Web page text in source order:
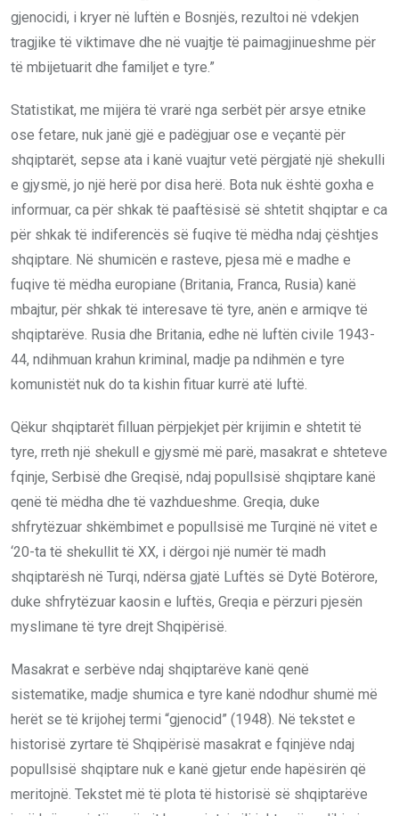
gjenocidi, i kryer në luftën e Bosnjës, rezultoi në vdekjen
tragjike të viktimave dhe në vuajtje të paimagjinueshme për
të mbijetuarit dhe familjet e tyre.”
Statistikat, me mijëra të vrarë nga serbët për arsye etnike
ose fetare, nuk janë gjë e padëgjuar ose e veçantë për
shqiptarët, sepse ata i kanë vuajtur vetë përgjatë një shekulli
e gjysmë, jo një herë por disa herë. Bota nuk është goxha e
informuar, ca për shkak të paaftësisë së shtetit shqiptar e ca
për shkak të indiferencës së fuqive të mëdha ndaj çështjes
shqiptare. Në shumicën e rasteve, pjesa më e madhe e
fuqive të mëdha europiane (Britania, Franca, Rusia) kanë
mbajtur, për shkak të interesave të tyre, anën e armiqve të
shqiptarëve. Rusia dhe Britania, edhe në luftën civile 1943-
44, ndihmuan krahun kriminal, madje pa ndihmën e tyre
komunistët nuk do ta kishin fituar kurrë atë luftë.
Qëkur shqiptarët filluan përpjekjet për krijimin e shtetit të
tyre, rreth një shekull e gjysmë më parë, masakrat e shteteve
fqinje, Serbisë dhe Greqisë, ndaj popullsisë shqiptare kanë
qenë të mëdha dhe të vazhdueshme. Greqia, duke
shfrytëzuar shkëmbimet e popullsisë me Turqinë në vitet e
‘20-ta të shekullit të XX, i dërgoi një numër të madh
shqiptarësh në Turqi, ndërsa gjatë Luftës së Dytë Botërore,
duke shfrytëzuar kaosin e luftës, Greqia e përzuri pjesën
myslimane të tyre drejt Shqipërisë.
Masakrat e serbëve ndaj shqiptarëve kanë qenë
sistematike, madje shumica e tyre kanë ndodhur shumë më
herët se të krijohej termi “gjenocid” (1948). Në tekstet e
historisë zyrtare të Shqipërisë masakrat e fqinjëve ndaj
popullsisë shqiptare nuk e kanë gjetur ende hapësirën që
meritojnë. Tekstet më të plota të historisë së shqiptarëve